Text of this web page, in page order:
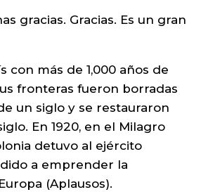
gracias. Gracias. Es un gran
con más de 1,000 años de
fronteras fueron borradas
un siglo y se restauraron
En 1920, en el Milagro
detuvo al ejército
a emprender la
(Aplausos).